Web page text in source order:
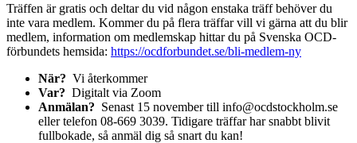
Träffen är gratis och deltar du vid någon enstaka träff behöver du
inte vara medlem. Kommer du på flera träffar vill vi gärna att du blir
medlem, information om medlemskap hittar du på Svenska OCD-
förbundets hemsida: https://ocdforbundet.se/bli-medlem-ny
När? Vi återkommer
Var? Digitalt via Zoom
Anmälan? Senast 15 november till info@ocdstockholm.se
eller telefon 08-669 3039. Tidigare träffar har snabbt blivit
fullbokade, så anmäl dig så snart du kan!